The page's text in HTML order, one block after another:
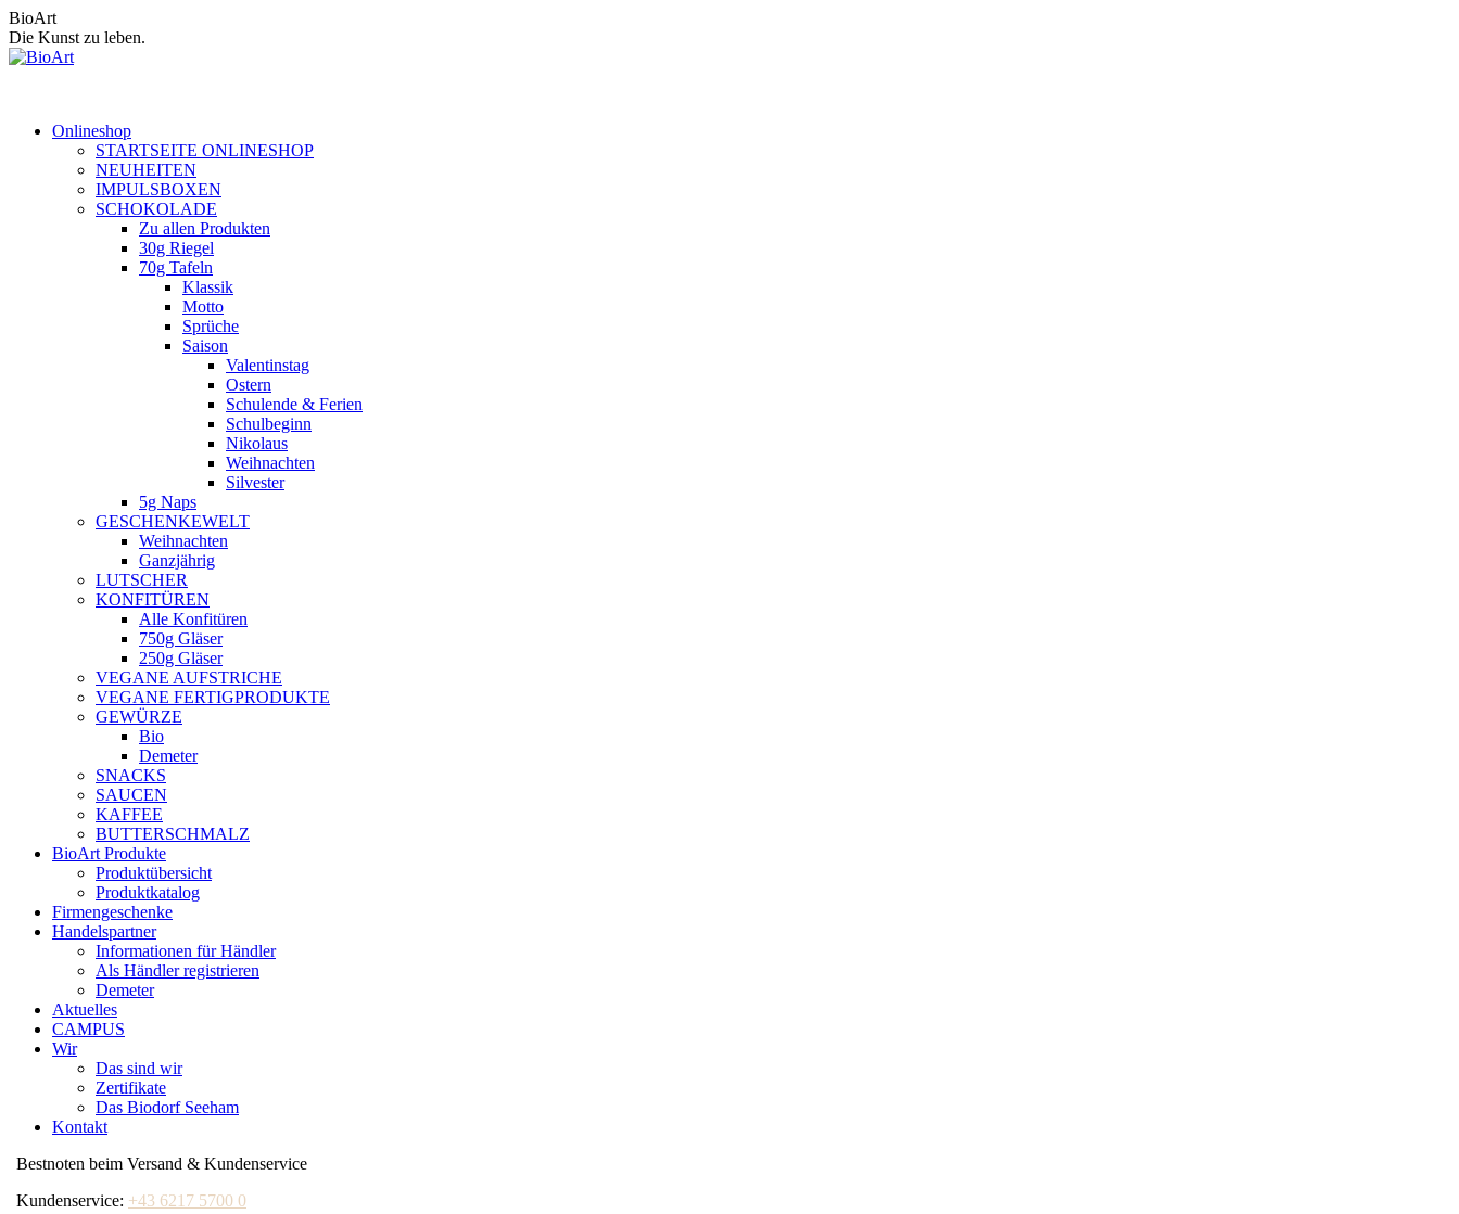
Zum
Inhalt
springen
BioArt
Die Kunst zu leben.
Onlineshop
STARTSEITE ONLINESHOP
NEUHEITEN
IMPULSBOXEN
SCHOKOLADE
Zu allen Produkten
30g Riegel
70g Tafeln
Klassik
Motto
Sprüche
Saison
Valentinstag
Ostern
Schulende & Ferien
Schulbeginn
Nikolaus
Weihnachten
Silvester
5g Naps
GESCHENKEWELT
Weihnachten
Ganzjährig
LUTSCHER
KONFITÜREN
Alle Konfitüren
750g Gläser
250g Gläser
VEGANE AUFSTRICHE
VEGANE FERTIGPRODUKTE
GEWÜRZE
Bio
Demeter
SNACKS
SAUCEN
KAFFEE
BUTTERSCHMALZ
BioArt Produkte
Produktübersicht
Produktkatalog
Firmengeschenke
Handelspartner
Informationen für Händler
Als Händler registrieren
Demeter
Aktuelles
CAMPUS
Wir
Das sind wir
Zertifikate
Das Biodorf Seeham
Kontakt
Bestnoten beim Versand & Kundenservice
Kundenservice: +43 6217 5700 0